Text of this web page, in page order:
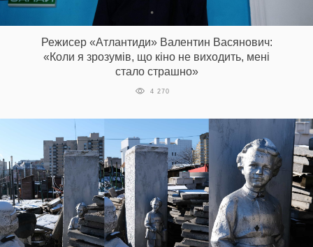
Режисер «Атлантиди» Валентин Васянович:
«Коли я зрозумів, що кіно не виходить, мені
стало страшно»
4 270